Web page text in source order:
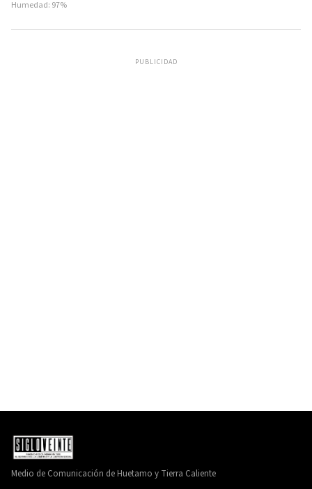
Humedad: 97%
PUBLICIDAD
Medio de Comunicación de Huetamo y Tierra Caliente